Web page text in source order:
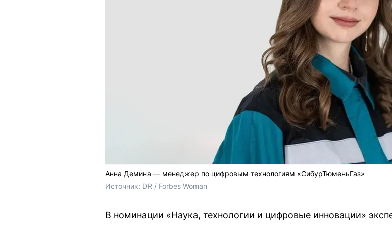
Анна Демина — менеджер по цифровым технологиям «СибурТюменьГаз»
Источник: DR / Forbes Woman
В номинации «Наука, технологии и цифровые инновации»